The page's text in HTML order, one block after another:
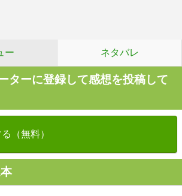
ー ネタバレ
ターに登録して感想を投稿して
（無料）